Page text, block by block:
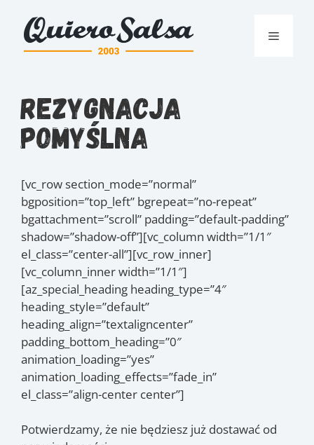
treści
Menu
Rezygnacja
pomyślna
[vc_row section_mode=”normal”
bgposition=”top_left” bgrepeat=”no-repeat”
bgattachment=”scroll” padding=”default-padding”
shadow=”shadow-off”][vc_column width=”1/1″
el_class=”center-all”][vc_row_inner]
[vc_column_inner width=”1/1″]
[az_special_heading heading_type=”4″
heading_style=”default”
heading_align=”textaligncenter”
padding_bottom_heading=”0″
animation_loading=”yes”
animation_loading_effects=”fade_in”
el_class=”align-center center”]
Potwierdzamy, że nie będziesz już dostawać od